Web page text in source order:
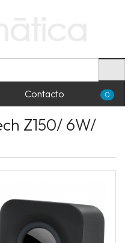
Contacto 0
Z150/ 6W/